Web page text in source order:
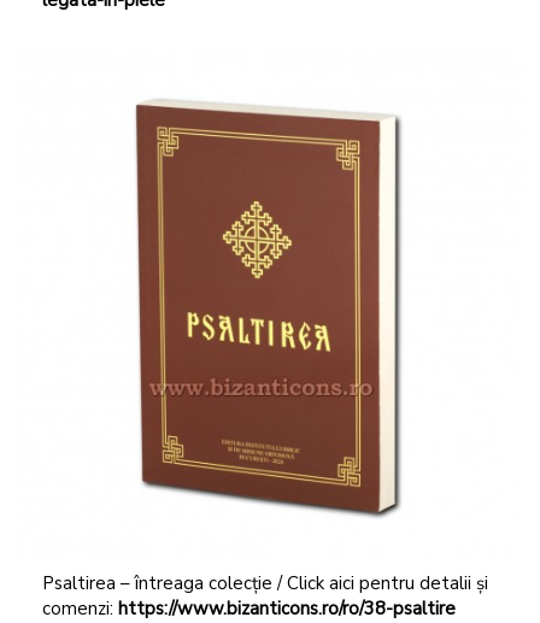
Psaltirea – întreaga colecție / Click aici pentru detalii și
comenzi: https://www.bizanticons.ro/ro/38-psaltire